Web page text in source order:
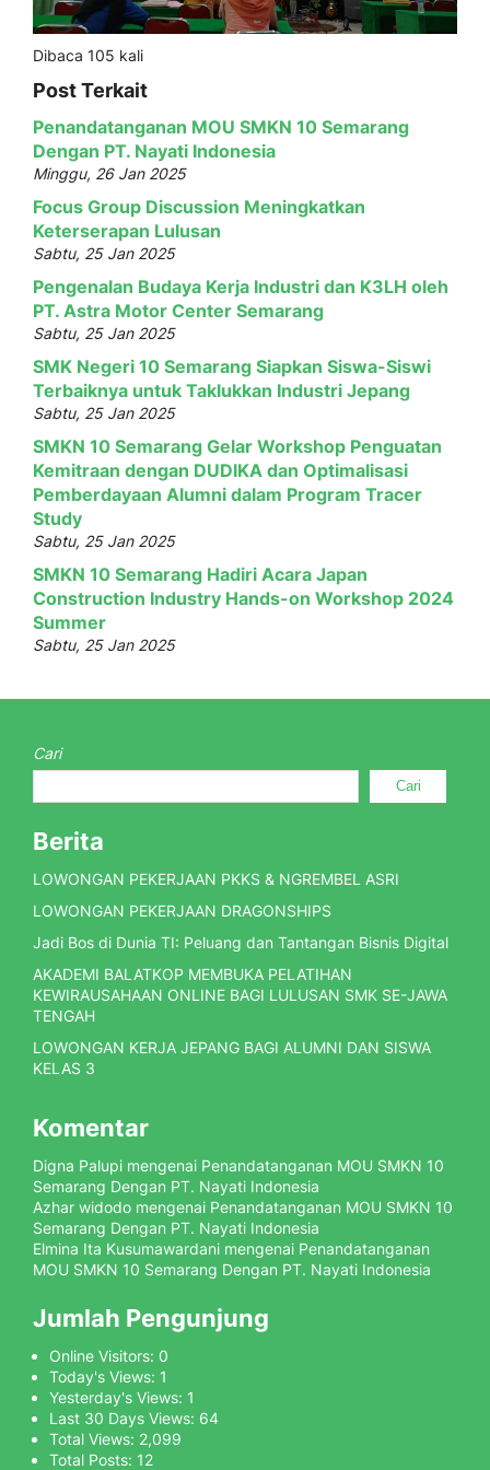
Dibaca 105 kali
Post Terkait
Penandatanganan MOU SMKN 10 Semarang
Dengan PT. Nayati Indonesia
Minggu, 26 Jan 2025
Focus Group Discussion Meningkatkan
Keterserapan Lulusan
Sabtu, 25 Jan 2025
Pengenalan Budaya Kerja Industri dan K3LH oleh
PT. Astra Motor Center Semarang
Sabtu, 25 Jan 2025
SMK Negeri 10 Semarang Siapkan Siswa-Siswi
Terbaiknya untuk Taklukkan Industri Jepang
Sabtu, 25 Jan 2025
SMKN 10 Semarang Gelar Workshop Penguatan
Kemitraan dengan DUDIKA dan Optimalisasi
Pemberdayaan Alumni dalam Program Tracer
Study
Sabtu, 25 Jan 2025
SMKN 10 Semarang Hadiri Acara Japan
Construction Industry Hands-on Workshop 2024
Summer
Sabtu, 25 Jan 2025
Cari
Cari
Berita
LOWONGAN PEKERJAAN PKKS & NGREMBEL ASRI
LOWONGAN PEKERJAAN DRAGONSHIPS
Jadi Bos di Dunia TI: Peluang dan Tantangan Bisnis Digital
AKADEMI BALATKOP MEMBUKA PELATIHAN
KEWIRAUSAHAAN ONLINE BAGI LULUSAN SMK SE-JAWA
TENGAH
LOWONGAN KERJA JEPANG BAGI ALUMNI DAN SISWA
KELAS 3
Komentar
Digna Palupi mengenai Penandatanganan MOU SMKN 10
Semarang Dengan PT. Nayati Indonesia
Azhar widodo mengenai Penandatanganan MOU SMKN 10
Semarang Dengan PT. Nayati Indonesia
Elmina Ita Kusumawardani mengenai Penandatanganan
MOU SMKN 10 Semarang Dengan PT. Nayati Indonesia
Jumlah Pengunjung
Online Visitors: 0
Today's Views: 1
Yesterday's Views: 1
Last 30 Days Views: 64
Total Views: 2,099
Total Posts: 12